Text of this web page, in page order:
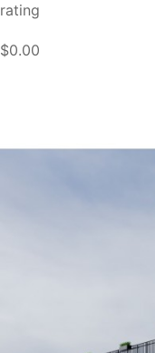
rating
$0.00